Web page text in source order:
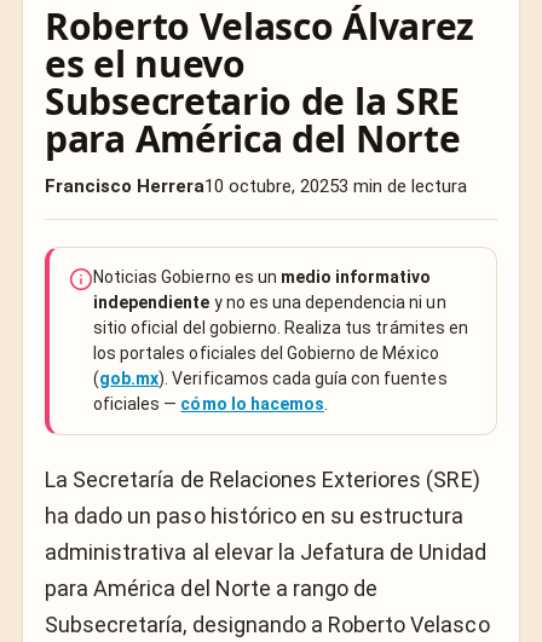
Roberto Velasco Álvarez
es el nuevo
Subsecretario de la SRE
para América del Norte
Francisco Herrera10 octubre, 20253 min de lectura
Noticias Gobierno es un medio informativo
independiente y no es una dependencia ni un
sitio oficial del gobierno. Realiza tus trámites en
los portales oficiales del Gobierno de México
(gob.mx). Verificamos cada guía con fuentes
oficiales — cómo lo hacemos
La Secretaría de Relaciones Exteriores (SRE)
ha dado un paso histórico en su estructura
administrativa al elevar la Jefatura de Unidad
para América del Norte a rango de
Subsecretaría, designando a Roberto Velasco